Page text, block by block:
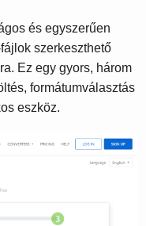
és egyszerűen
szerkeszthető
Ez egy gyors, három
formátumválasztás
eszköz.